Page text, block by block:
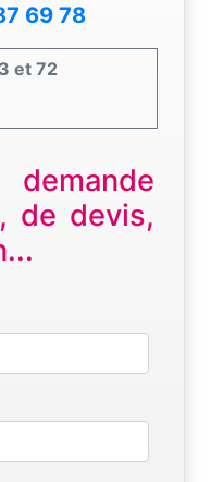
69 78
et 72
de devis,